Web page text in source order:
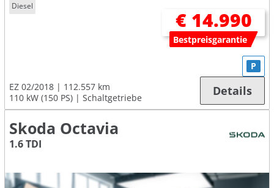
Diesel
€ 14.990
Bestpreisgarantie
EZ 02/2018
112.557 km
110 kW (150 PS)
Schaltgetriebe
P
Details
Skoda Octavia
1.6 TDI